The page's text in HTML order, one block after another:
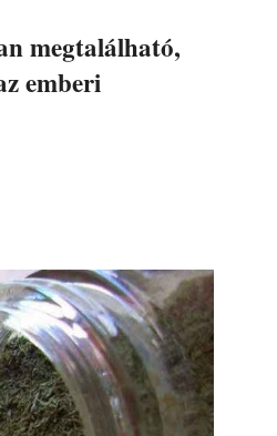
megtalálható,
emberi